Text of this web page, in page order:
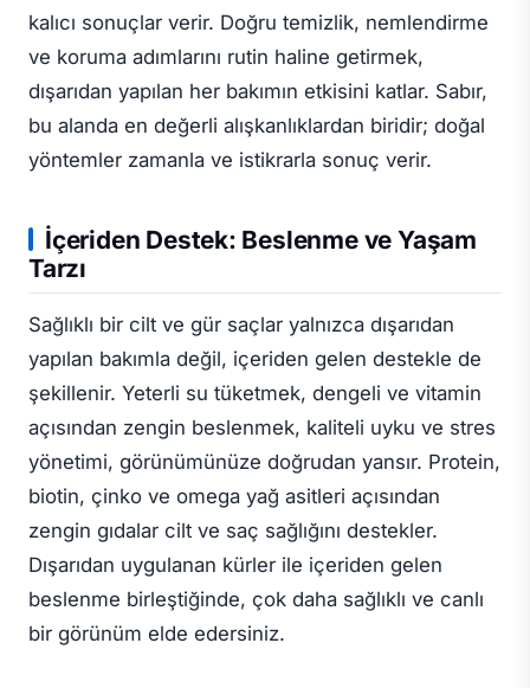
kalıcı sonuçlar verir. Doğru temizlik, nemlendirme
ve koruma adımlarını rutin haline getirmek,
dışarıdan yapılan her bakımın etkisini katlar. Sabır,
bu alanda en değerli alışkanlıklardan biridir; doğal
yöntemler zamanla ve istikrarla sonuç verir.
İçeriden Destek: Beslenme ve Yaşam
Tarzı
Sağlıklı bir cilt ve gür saçlar yalnızca dışarıdan
yapılan bakımla değil, içeriden gelen destekle de
şekillenir. Yeterli su tüketmek, dengeli ve vitamin
açısından zengin beslenmek, kaliteli uyku ve stres
yönetimi, görünümünüze doğrudan yansır. Protein,
biotin, çinko ve omega yağ asitleri açısından
zengin gıdalar cilt ve saç sağlığını destekler.
Dışarıdan uygulanan kürler ile içeriden gelen
beslenme birleştiğinde, çok daha sağlıklı ve canlı
bir görünüm elde edersiniz.